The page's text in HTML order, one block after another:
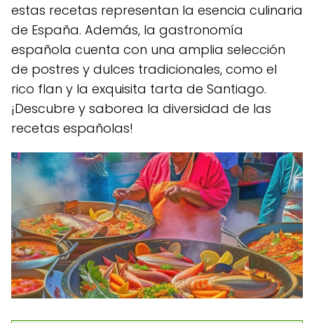
estas recetas representan la esencia culinaria
de España. Además, la gastronomía
española cuenta con una amplia selección
de postres y dulces tradicionales, como el
rico flan y la exquisita tarta de Santiago.
¡Descubre y saborea la diversidad de las
recetas españolas!